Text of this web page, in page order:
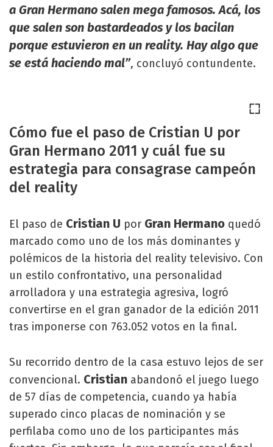
a Gran Hermano salen mega famosos. Acá, los
que salen son bastardeados y los bacilan
porque estuvieron en un reality. Hay algo que
se está haciendo mal”, concluyó contundente.
Cómo fue el paso de Cristian U por
Gran Hermano 2011 y cuál fue su
estrategia para consagrase campeón
del reality
El paso de Cristian U por Gran Hermano quedó
marcado como uno de los más dominantes y
polémicos de la historia del reality televisivo. Con
un estilo confrontativo, una personalidad
arrolladora y una estrategia agresiva, logró
convertirse en el gran ganador de la edición 2011
tras imponerse con 763.052 votos en la final.
Su recorrido dentro de la casa estuvo lejos de ser
convencional. Cristian abandonó el juego luego
de 57 días de competencia, cuando ya había
superado cinco placas de nominación y se
perfilaba como uno de los participantes más